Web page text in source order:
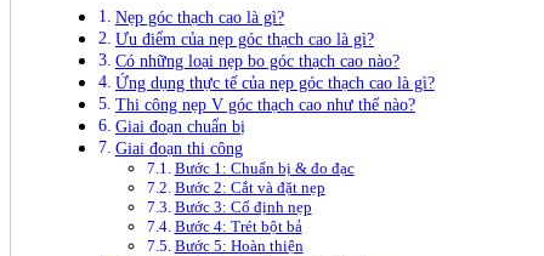
Nẹp góc thạch cao là gì?
Ưu điểm của nẹp góc thạch cao là gì?
Có những loại nẹp bo góc thạch cao nào?
Ứng dụng thực tế của nẹp góc thạch cao là gì?
Thi công nẹp V góc thạch cao như thế nào?
Giai đoạn chuẩn bị
Giai đoạn thi công
Bước 1: Chuẩn bị & đo đạc
Bước 2: Cắt và đặt nẹp
Bước 3: Cố định nẹp
Bước 4: Trét bột bả
Bước 5: Hoàn thiện